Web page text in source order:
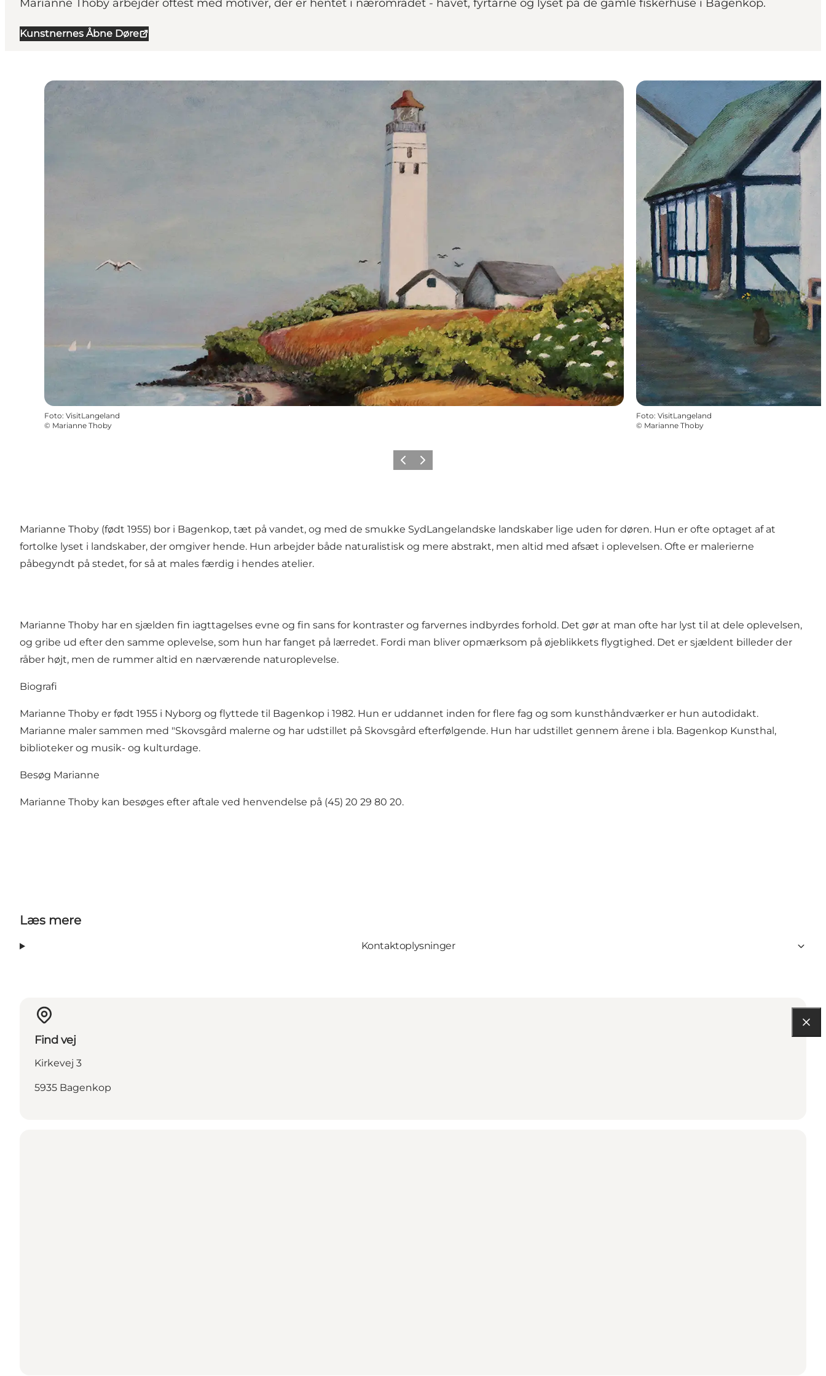
Marianne Thoby arbejder oftest med motiver, der er hentet i nærområdet - havet, fyrtårne og lyset på de gamle fiskerhuse i Bagenkop.
Kunstnernes Åbne Døre
Foto: VisitLangeland
© Marianne Thoby
Foto: VisitLangeland
© Marianne Thoby
ForrigeNæste
Marianne Thoby (født 1955) bor i Bagenkop, tæt på vandet, og med de smukke SydLangelandske landskaber lige uden for døren. Hun er ofte optaget af at
fortolke lyset i landskaber, der omgiver hende. Hun arbejder både naturalistisk og mere abstrakt, men altid med afsæt i oplevelsen. Ofte er malerierne
påbegyndt på stedet, for så at males færdig i hendes atelier.
Marianne Thoby har en sjælden fin iagttagelses evne og fin sans for kontraster og farvernes indbyrdes forhold. Det gør at man ofte har lyst til at dele oplevelsen,
og gribe ud efter den samme oplevelse, som hun har fanget på lærredet. Fordi man bliver opmærksom på øjeblikkets flygtighed. Det er sjældent billeder der
råber højt, men de rummer altid en nærværende naturoplevelse.
Biografi
Marianne Thoby er født 1955 i Nyborg og flyttede til Bagenkop i 1982. Hun er uddannet inden for flere fag og som kunsthåndværker er hun autodidakt.
Marianne maler sammen med "Skovsgård malerne og har udstillet på Skovsgård efterfølgende. Hun har udstillet gennem årene i bla. Bagenkop Kunsthal,
biblioteker og musik- og kulturdage.
Besøg Marianne
Marianne Thoby kan besøges efter aftale ved henvendelse på (45) 20 29 80 20.
Læs mere
Kontaktoplysninger
Find vej
Kirkevej 3
5935 Bagenkop